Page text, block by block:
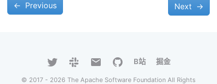
← Previous Next →
B站 掘金
© 2017 - 2026 The Apache Software Foundation All Rights